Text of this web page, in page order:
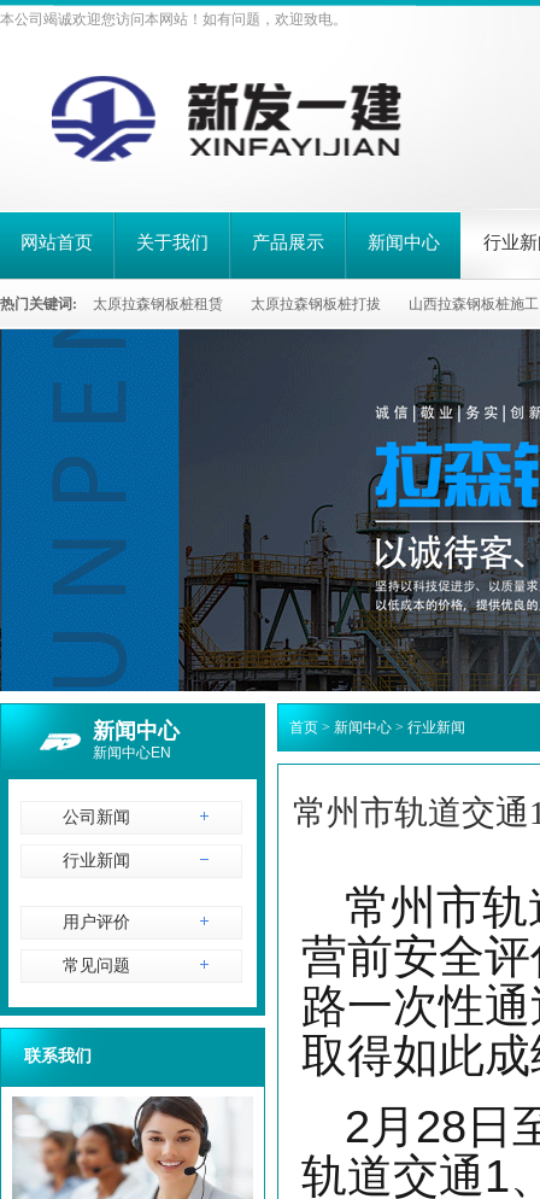
本公司竭诚欢迎您访问本网站！如有问题，欢迎致电。
网站首页 关于我们 产品展示 新闻中心 行业
热门关键词: 太原拉森钢板桩租赁 太原拉森钢板桩打拔 山西拉森钢板桩施工
新闻中心
新闻中心EN
公司新闻
行业新闻
用户评价
常见问题
联系我们
首页 > 新闻中心 > 行业新闻
常州市轨道交
常州市
营前安全
路一次性
取得如此
2月28日
轨道交通1